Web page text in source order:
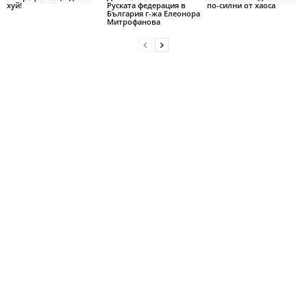
хуй!
Руската федерация в
България г-жа Елеонора
Митрофанова
по-силни от хаоса